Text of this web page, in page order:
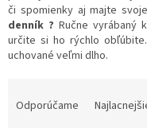
či spomienky aj majte
denník ? Ručne vyrábaný
určite si ho rýchlo
uchované veľmi dlho.
Odporúčame